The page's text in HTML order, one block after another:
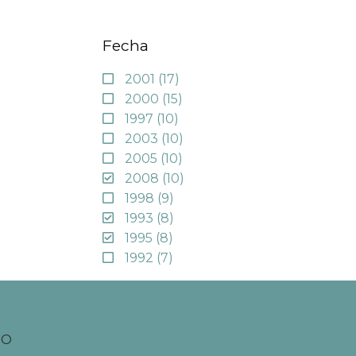
Fecha
2001 (17)
2000 (15)
1997 (10)
2003 (10)
2005 (10)
2008 (10)
1998 (9)
1993 (8)
1995 (8)
1992 (7)